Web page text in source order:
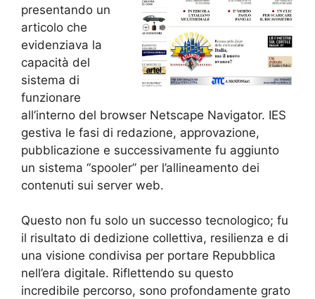
presentando un
articolo che
evidenziava la
capacità del
sistema di
funzionare
all’interno del browser Netscape Navigator. IES
gestiva le fasi di redazione, approvazione,
pubblicazione e successivamente fu aggiunto
un sistema “spooler” per l’allineamento dei
contenuti sui server web.
Questo non fu solo un successo tecnologico; fu
il risultato di dedizione collettiva, resilienza e di
una visione condivisa per portare Repubblica
nell’era digitale. Riflettendo su questo
incredibile percorso, sono profondamente grato